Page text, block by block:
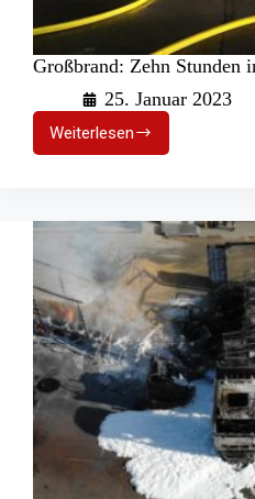
Großbrand: Zehn Stunden
25. Januar 2023
WeiterlesenGroßbrand:
Zehn
Einsatz